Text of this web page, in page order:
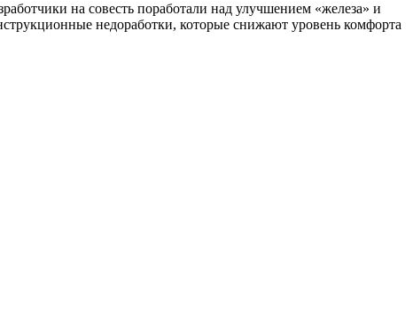
на совесть поработали над улучшением «железа» и
недоработки, которые снижают уровень комфорта